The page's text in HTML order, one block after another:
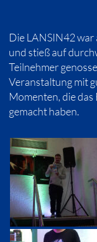
Die LANSIN42 war
und stieß auf
Teilnehmer
Veranstaltung mit
Momenten, die
gemacht haben.